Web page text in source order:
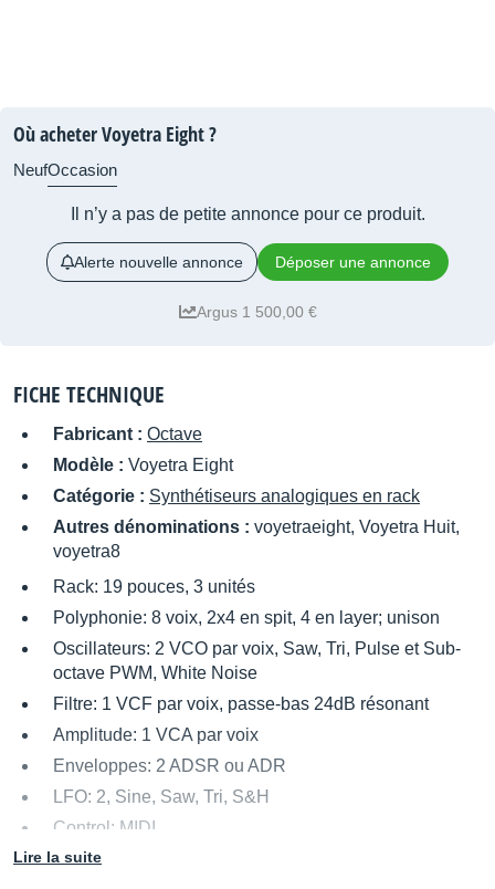
Où acheter Voyetra Eight ?
NeufOccasion
Il n’y a pas de petite annonce pour ce produit.
Alerte nouvelle annonce Déposer une annonce
Argus 1 500,00 €
FICHE TECHNIQUE
Fabricant : Octave
Modèle : Voyetra Eight
Catégorie : Synthétiseurs analogiques en rack
Autres dénominations : voyetraeight, Voyetra Huit,
voyetra8
Rack: 19 pouces, 3 unités
Polyphonie: 8 voix, 2x4 en spit, 4 en layer; unison
Oscillateurs: 2 VCO par voix, Saw, Tri, Pulse et Sub-
octave PWM, White Noise
Filtre: 1 VCF par voix, passe-bas 24dB résonant
Amplitude: 1 VCA par voix
Enveloppes: 2 ADSR ou ADR
LFO: 2, Sine, Saw, Tri, S&H
Control: MIDI
Arpégiateur/Sequenceur: Oui
Lire la suite